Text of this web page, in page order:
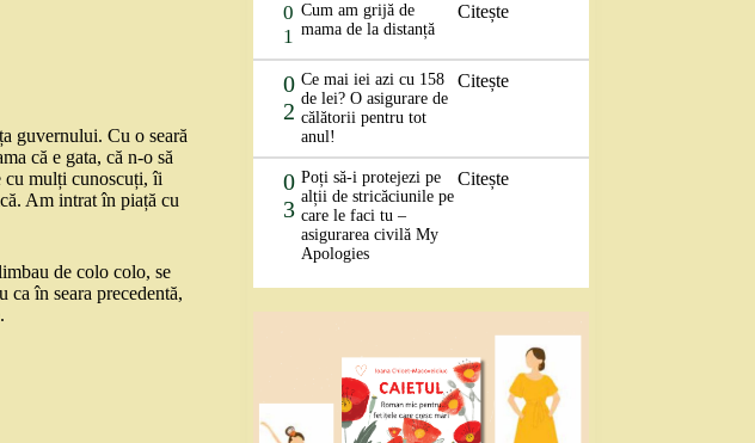
guvernului. Cu o seară
că e gata, că n-o să
cu mulți cunoscuți, îi
Am intrat în piață cu
de colo colo, se
ca în seara precedentă,
0
1
Cum am grijă de
mama de la distanță
Citește
0
2
Ce mai iei azi cu 158
de lei? O asigurare de
călătorii pentru tot
anul!
Citește
0
3
Poți să-i protejezi pe
alții de stricăciunile pe
care le faci tu –
asigurarea civilă My
Apologies
Citește